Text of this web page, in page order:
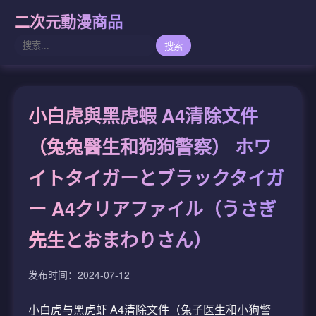
二次元動漫商品
搜索
小白虎與黑虎蝦 A4清除文件
（兔兔醫生和狗狗警察） ホワ
イトタイガーとブラックタイガ
ー A4クリアファイル（うさぎ
先生とおまわりさん）
发布时间：2024-07-12
小白虎与黑虎虾 A4清除文件（兔子医生和小狗警